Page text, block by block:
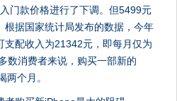
门款价格进行了下调。但5499元
根据国家统计局发布的数据，今年
支配收入为21342元，即每月仅为
数消费者来说，购买一部新的
两个月。